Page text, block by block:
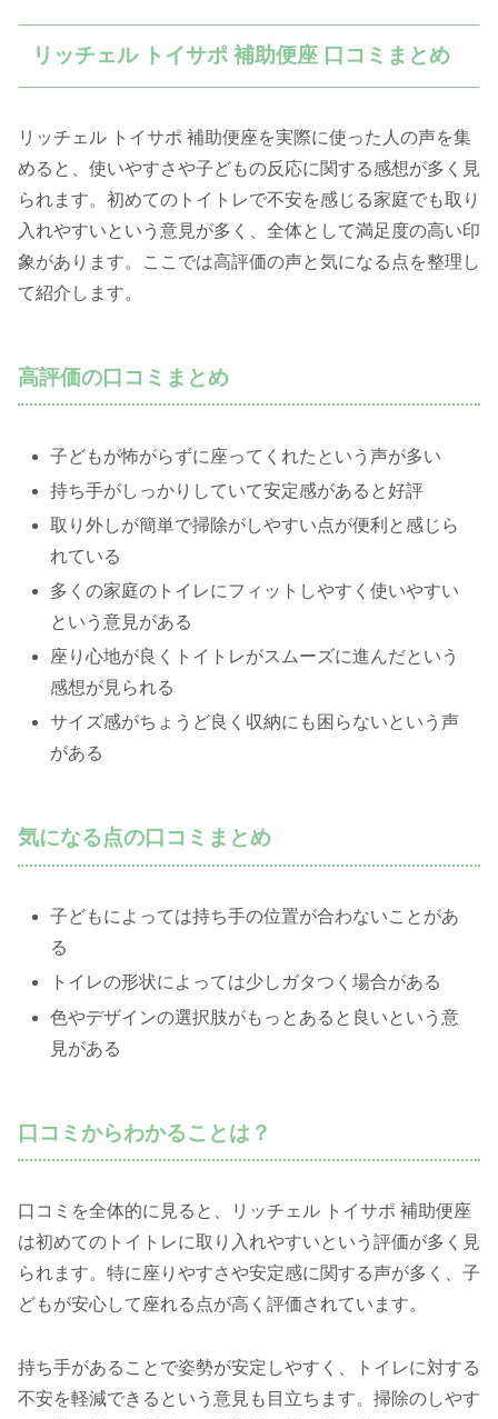
リッチェル トイサポ 補助便座 口コミまとめ
リッチェル トイサポ 補助便座を実際に使った人の声を集
めると、使いやすさや子どもの反応に関する感想が多く見
られます。初めてのトイトレで不安を感じる家庭でも取り
入れやすいという意見が多く、全体として満足度の高い印
象があります。ここでは高評価の声と気になる点を整理し
て紹介します。
高評価の口コミまとめ
子どもが怖がらずに座ってくれたという声が多い
持ち手がしっかりしていて安定感があると好評
取り外しが簡単で掃除がしやすい点が便利と感じら
れている
多くの家庭のトイレにフィットしやすく使いやすい
という意見がある
座り心地が良くトイトレがスムーズに進んだという
感想が見られる
サイズ感がちょうど良く収納にも困らないという声
がある
気になる点の口コミまとめ
子どもによっては持ち手の位置が合わないことがあ
る
トイレの形状によっては少しガタつく場合がある
色やデザインの選択肢がもっとあると良いという意
見がある
口コミからわかることは？
口コミを全体的に見ると、リッチェル トイサポ 補助便座
は初めてのトイトレに取り入れやすいという評価が多く見
られます。特に座りやすさや安定感に関する声が多く、子
どもが安心して座れる点が高く評価されています。
持ち手があることで姿勢が安定しやすく、トイレに対する
不安を軽減できるという意見も目立ちます。掃除のしやす